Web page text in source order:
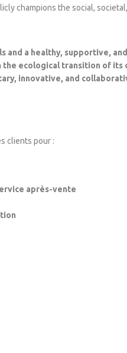
champions the social,
and a healthy, supportive,
the ecological transition of
innovative, and
clients pour :
après-vente